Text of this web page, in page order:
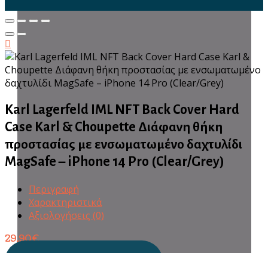
Karl Lagerfeld IML NFT Back Cover Hard
Case Karl & Choupette Διάφανη θήκη
προστασίας με ενσωματωμένο δαχτυλίδι
MagSafe – iPhone 14 Pro (Clear/Grey)
Περιγραφή
Χαρακτηριστικά
Αξιολογήσεις (0)
29,90€